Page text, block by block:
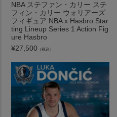
NBA ステファン・カリー ステ
フィン・カリー ウォリアーズ
フィギュア NBA x Hasbro Star
ting Lineup Series 1 Action Fig
ure Hasbro
¥27,500 （税込）